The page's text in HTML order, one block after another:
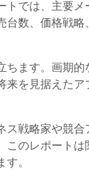
では、主要メ
数、価格戦略
ます。画期的
を見据えたア
戦略家や競合
のレポートは
。